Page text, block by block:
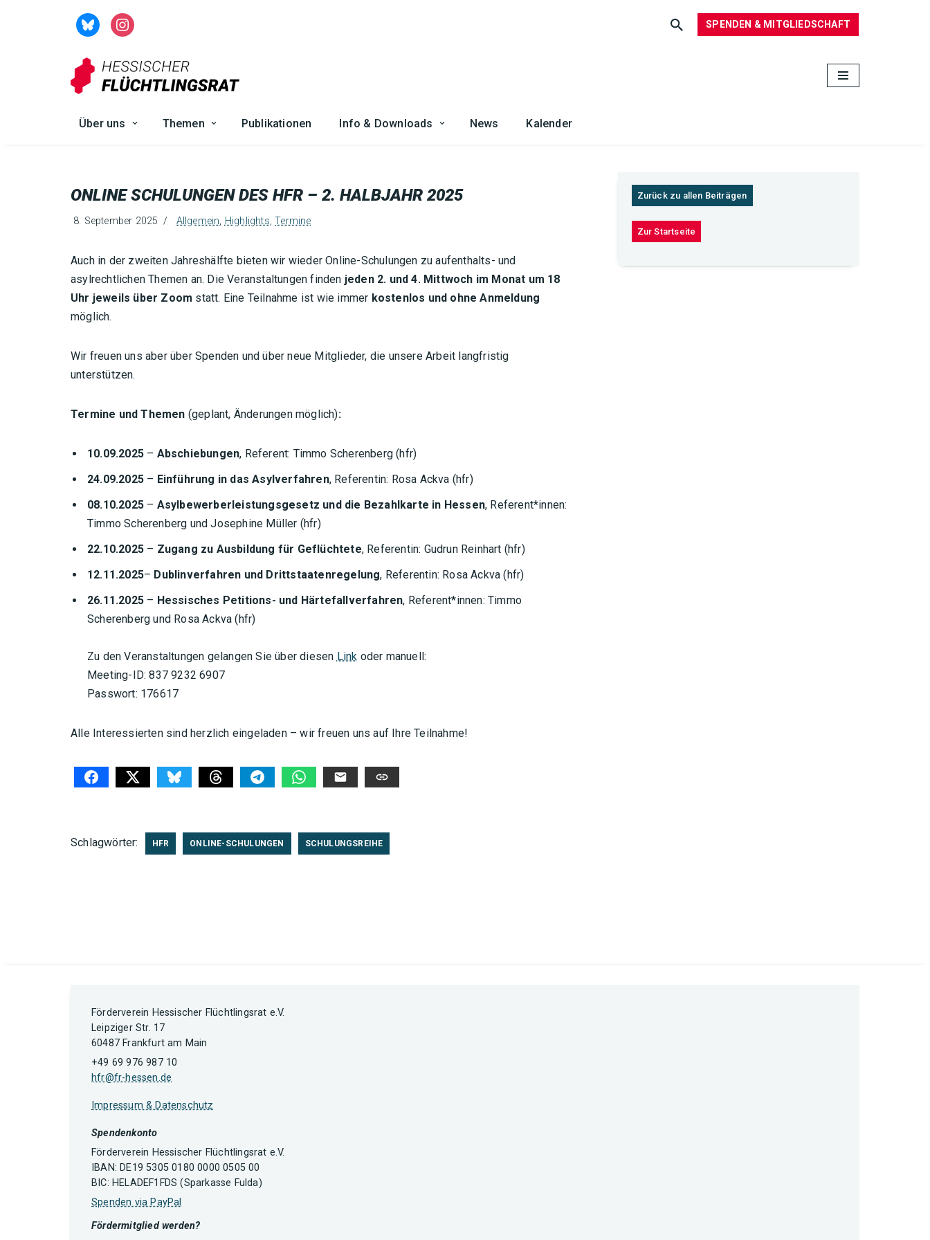
SPENDEN & MITGLIEDSCHAFT
Über uns Themen Publikationen Info & Downloads News Kalender
ONLINE SCHULUNGEN DES HFR – 2. HALBJAHR 2025
8. September 2025 Allgemein, Highlights,Termine
Auch in der zweiten Jahreshälfte bieten wir wieder Online-Schulungen zu aufenthalts- und
asylrechtlichen Themen an. Die Veranstaltungen finden jeden 2. und 4. Mittwoch im Monat um 18
Uhr jeweils über Zoom statt. Eine Teilnahme ist wie immer kostenlos und ohne Anmeldung
möglich.
Wir freuen uns aber über Spenden und über neue Mitglieder, die unsere Arbeit langfristig
unterstützen.
Termine und Themen (geplant, Änderungen möglich):
10.09.2025 – Abschiebungen, Referent: Timmo Scherenberg (hfr)
24.09.2025 – Einführung in das Asylverfahren, Referentin: Rosa Ackva (hfr)
08.10.2025 – Asylbewerberleistungsgesetz und die Bezahlkarte in Hessen, Referent*innen:
Timmo Scherenberg und Josephine Müller (hfr)
22.10.2025 – Zugang zu Ausbildung für Geflüchtete, Referentin: Gudrun Reinhart (hfr)
12.11.2025– Dublinverfahren und Drittstaatenregelung, Referentin: Rosa Ackva (hfr)
26.11.2025 – Hessisches Petitions- und Härtefallverfahren, Referent*innen: Timmo
Scherenberg und Rosa Ackva (hfr)
Zu den Veranstaltungen gelangen Sie über diesen Link oder manuell:
Meeting-ID: 837 9232 6907
Passwort: 176617
Alle Interessierten sind herzlich eingeladen – wir freuen uns auf Ihre Teilnahme!
Schlagwörter: HFR ONLINE-SCHULUNGEN SCHULUNGSREIHE
Zurück zu allen Beiträgen
Zur Startseite
Förderverein Hessischer Flüchtlingsrat e.V.
Leipziger Str. 17
60487 Frankfurt am Main
+49 69 976 987 10
hfr@fr-hessen.de
Impressum & Datenschutz
Spendenkonto
Förderverein Hessischer Flüchtlingsrat e.V.
IBAN: DE19 5305 0180 0000 0505 00
BIC: HELADEF1FDS (Sparkasse Fulda)
Spenden via PayPal
Fördermitglied werden?